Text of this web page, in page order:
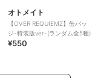
オトメイト
【OVER REQUIEMZ】缶バッ
ジ-特装版ver-(ランダム全5種)
¥550